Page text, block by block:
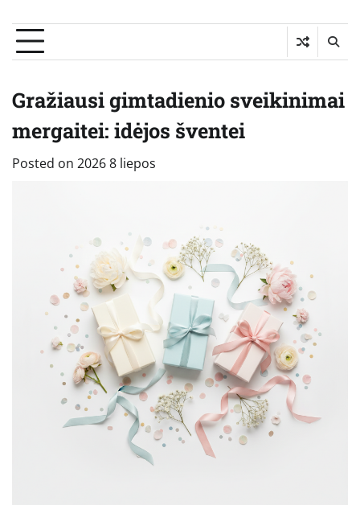
Gražiausi gimtadienio sveikinimai
mergaitei: idėjos šventei
Posted on 2026 8 liepos